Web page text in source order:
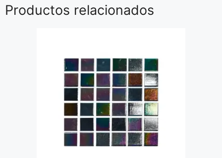
Productos relacionados